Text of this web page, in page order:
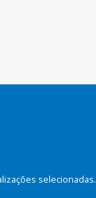
selecionadas.